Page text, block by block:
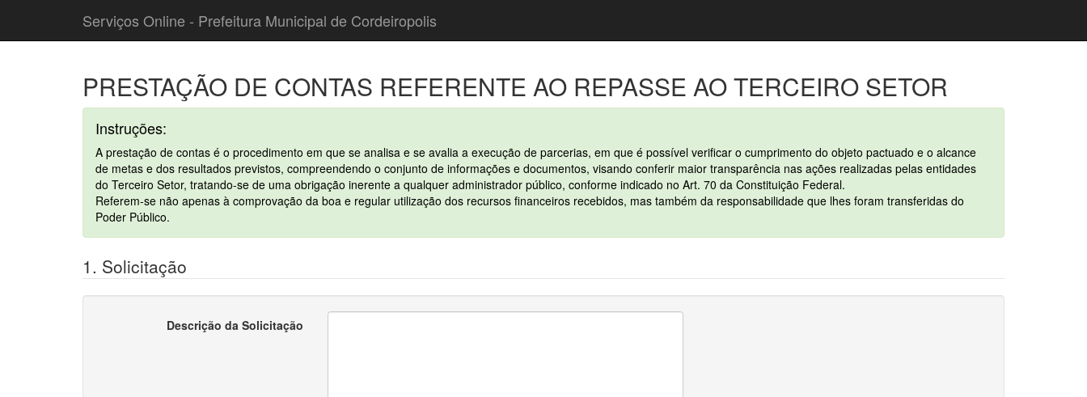
Serviços Online - Prefeitura Municipal de Cordeiropolis
PRESTAÇÃO DE CONTAS REFERENTE AO REPASSE AO TERCEIRO SETOR
Instruções:
A prestação de contas é o procedimento em que se analisa e se avalia a execução de parcerias, em que é possível verificar o cumprimento do objeto pactuado e o alcance
de metas e dos resultados previstos, compreendendo o conjunto de informações e documentos, visando conferir maior transparência nas ações realizadas pelas entidades
do Terceiro Setor, tratando-se de uma obrigação inerente a qualquer administrador público, conforme indicado no Art. 70 da Constituição Federal.
Referem-se não apenas à comprovação da boa e regular utilização dos recursos financeiros recebidos, mas também da responsabilidade que lhes foram transferidas do
Poder Público.
1. Solicitação
Descrição da Solicitação